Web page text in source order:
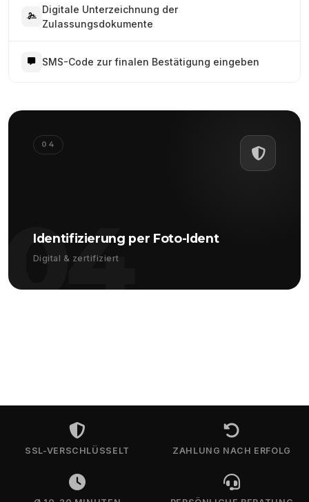
Digitale Unterzeichnung der
Zulassungsdokumente
SMS-Code zur finalen Bestätigung eingeben
04
04
Identifizierung per Foto-Ident
Digital & zertifiziert
SSL-VERSCHLÜSSELT ZAHLUNG NACH ERFOLG